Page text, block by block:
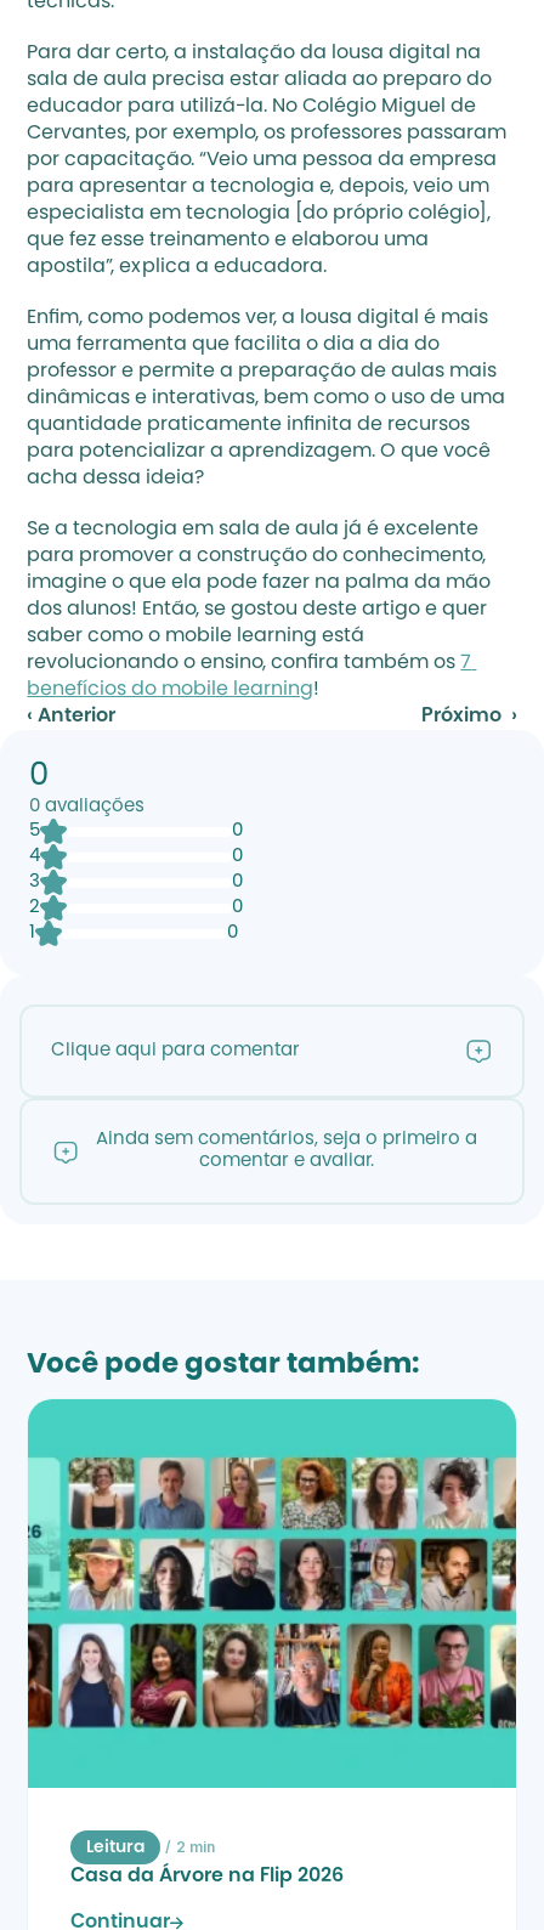
Para dar certo, a instalação da lousa digital na
sala de aula precisa estar aliada ao preparo do
educador para utilizá-la. No Colégio Miguel de
Cervantes, por exemplo, os professores passaram
por capacitação. “Veio uma pessoa da empresa
para apresentar a tecnologia e, depois, veio um
especialista em tecnologia [do próprio colégio],
que fez esse treinamento e elaborou uma
apostila”, explica a educadora.
Enfim, como podemos ver, a lousa digital é mais
uma ferramenta que facilita o dia a dia do
professor e permite a preparação de aulas mais
dinâmicas e interativas, bem como o uso de uma
quantidade praticamente infinita de recursos
para potencializar a aprendizagem. O que você
acha dessa ideia?
Se a tecnologia em sala de aula já é excelente
para promover a construção do conhecimento,
imagine o que ela pode fazer na palma da mão
dos alunos! Então, se gostou deste artigo e quer
saber como o mobile learning está
revolucionando o ensino, confira também os 7
benefícios do mobile learning!
‹ Anterior
Próximo  ›
0
0 avaliações
5
0
4
0
3
0
2
0
1
0
Clique aqui para comentar
Ainda sem comentários, seja o primeiro a
comentar e avaliar.
Você pode gostar também:
Leitura / 2 min
Casa da Árvore na Flip 2026
Continuar